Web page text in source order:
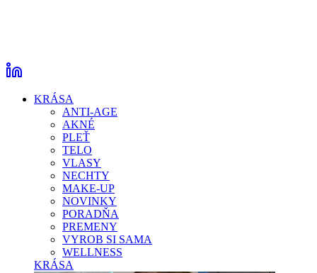
KRÁSA
ANTI-AGE
AKNÉ
PLEŤ
TELO
VLASY
NECHTY
MAKE-UP
NOVINKY
PORADŇA
PREMENY
VYROB SI SAMA
WELLNESS
KRÁSA